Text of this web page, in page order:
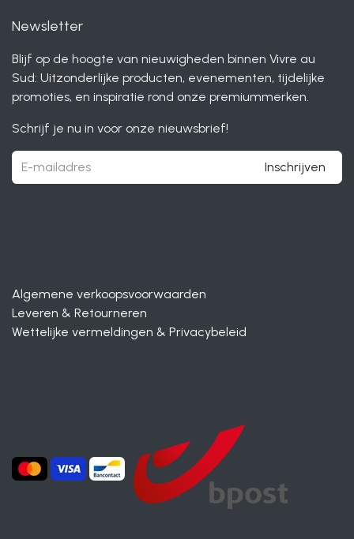
Newsletter
Blijf op de hoogte van nieuwigheden binnen Vivre au
Sud: Uitzonderlijke producten, evenementen, tijdelijke
promoties, en inspiratie rond onze premiummerken.
Schrijf je nu in voor onze nieuwsbrief!
Inschrijven
Algemene verkoopsvoorwaarden
Leveren & Retourneren
Wettelijke vermeldingen & Privacybeleid